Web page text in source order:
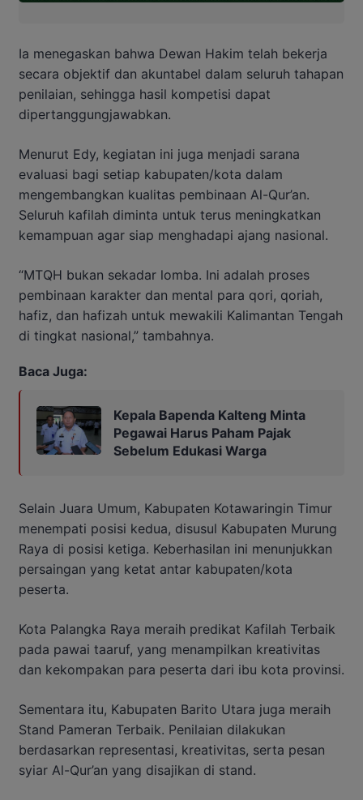
Ia menegaskan bahwa Dewan Hakim telah bekerja
secara objektif dan akuntabel dalam seluruh tahapan
penilaian, sehingga hasil kompetisi dapat
dipertanggungjawabkan.
Menurut Edy, kegiatan ini juga menjadi sarana
evaluasi bagi setiap kabupaten/kota dalam
mengembangkan kualitas pembinaan Al-Qur’an.
Seluruh kafilah diminta untuk terus meningkatkan
kemampuan agar siap menghadapi ajang nasional.
“MTQH bukan sekadar lomba. Ini adalah proses
pembinaan karakter dan mental para qori, qoriah,
hafiz, dan hafizah untuk mewakili Kalimantan Tengah
di tingkat nasional,” tambahnya.
Baca Juga:
Kepala Bapenda Kalteng Minta
Pegawai Harus Paham Pajak
Sebelum Edukasi Warga
Selain Juara Umum, Kabupaten Kotawaringin Timur
menempati posisi kedua, disusul Kabupaten Murung
Raya di posisi ketiga. Keberhasilan ini menunjukkan
persaingan yang ketat antar kabupaten/kota
peserta.
Kota Palangka Raya meraih predikat Kafilah Terbaik
pada pawai taaruf, yang menampilkan kreativitas
dan kekompakan para peserta dari ibu kota provinsi.
Sementara itu, Kabupaten Barito Utara juga meraih
Stand Pameran Terbaik. Penilaian dilakukan
berdasarkan representasi, kreativitas, serta pesan
syiar Al-Qur’an yang disajikan di stand.